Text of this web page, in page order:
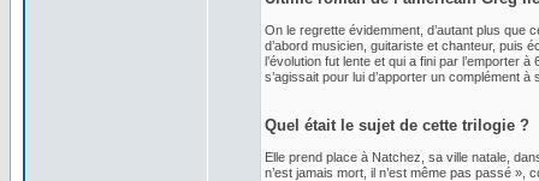
On le regrette évidemment, d’autant plus que
d’abord musicien, guitariste et chanteur, puis
l’évolution fut lente et qui a fini par l’emporter
s’agissait pour lui d’apporter un complément
Quel était le sujet de cette trilogie ?
Elle prend place à Natchez, sa ville natale,
n’est jamais mort, il n’est même pas passé »,